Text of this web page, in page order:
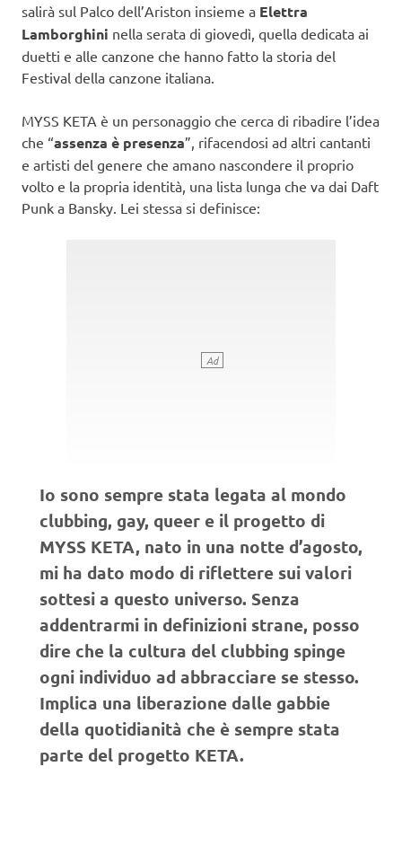
salirà sul Palco dell’Ariston insieme a Elettra
Lamborghini nella serata di giovedì, quella dedicata ai
duetti e alle canzone che hanno fatto la storia del
Festival della canzone italiana.
MYSS KETA è un personaggio che cerca di ribadire l’idea
che “assenza è presenza”, rifacendosi ad altri cantanti
e artisti del genere che amano nascondere il proprio
volto e la propria identità, una lista lunga che va dai Daft
Punk a Bansky. Lei stessa si definisce:
Io sono sempre stata legata al mondo
clubbing, gay, queer e il progetto di
MYSS KETA, nato in una notte d’agosto,
mi ha dato modo di riflettere sui valori
sottesi a questo universo. Senza
addentrarmi in definizioni strane, posso
dire che la cultura del clubbing spinge
ogni individuo ad abbracciare se stesso.
Implica una liberazione dalle gabbie
della quotidianità che è sempre stata
parte del progetto KETA.